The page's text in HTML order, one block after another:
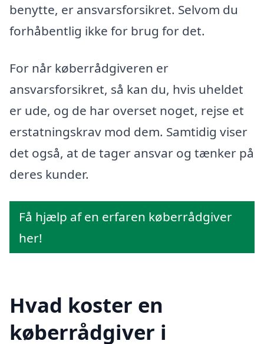
benytte, er ansvarsforsikret. Selvom du
forhåbentlig ikke for brug for det.
For når køberrådgiveren er
ansvarsforsikret, så kan du, hvis uheldet
er ude, og de har overset noget, rejse et
erstatningskrav mod dem. Samtidig viser
det også, at de tager ansvar og tænker på
deres kunder.
Få hjælp af en erfaren køberrådgiver
her!
Hvad koster en
køberrådgiver i